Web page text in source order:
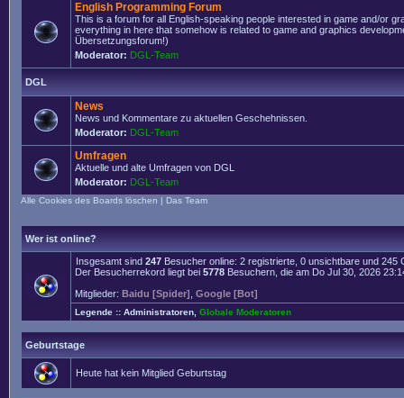
English Programming Forum
This is a forum for all English-speaking people interested in game and/or
everything in here that somehow is related to game and graphics
Übersetzungsforum!)
Moderator: DGL-Team
DGL
News
News und Kommentare zu aktuellen Geschehnissen.
Moderator: DGL-Team
Umfragen
Aktuelle und alte Umfragen von DGL
Moderator: DGL-Team
Alle Cookies des Boards löschen | Das Team
Wer ist online?
Insgesamt sind 247 Besucher online: 2 registrierte, 0 unsichtbare und
Der Besucherrekord liegt bei 5778 Besuchern, die am Do Jul 30, 2026
Mitglieder: Baidu [Spider] Google [Bot]
Legende :: Administratoren Globale Moderatoren
Geburtstage
Heute hat kein Mitglied Geburtstag